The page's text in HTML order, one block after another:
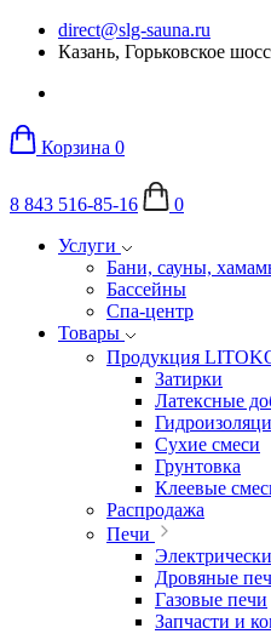
direct@slg-sauna.ru
Казань, Горьковское
Корзина 0
8 843 516-85-16
0
Услуги
Бани, сауны,
Бассейны
Спа-центр
Товары
Продукция
Затирки
Латексные
Сухие смеси
Грунтовка
Клеевые
Распродажа
Печи
Дровяные
Газовые печи
Запчасти и